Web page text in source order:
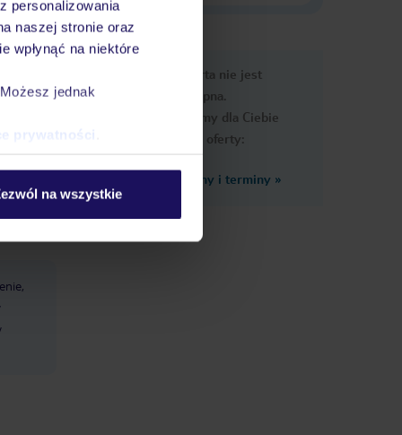
personalizowania
naszej stronie oraz
wpłynąć na niektóre
jednak
prywatności
na wszystkie
Ups, ta oferta nie jest
dostępna.
Przygotowaliśmy dla Ciebie
podobne oferty:
Zobacz inne ceny i terminy »